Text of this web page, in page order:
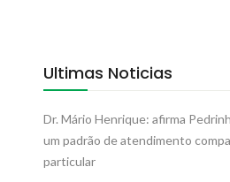
Ultimas Noticias
Dr. Mário Henrique: afirma
um padrão de atendimento
particular